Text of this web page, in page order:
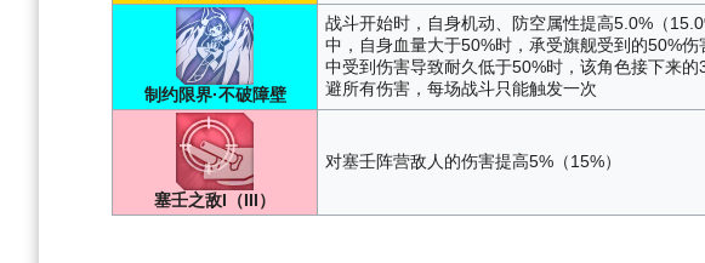
制约限界·不破障壁
战斗开始时，自身机动、防空属性提高5.0%（
中，自身血量大于50%时，承受旗舰受到的50%伤
中受到伤害导致耐久低于50%时，该角色接下来的
避所有伤害，每场战斗只能触发一次
塞壬之敌I（III）
对塞壬阵营敌人的伤害提高5%（15%）